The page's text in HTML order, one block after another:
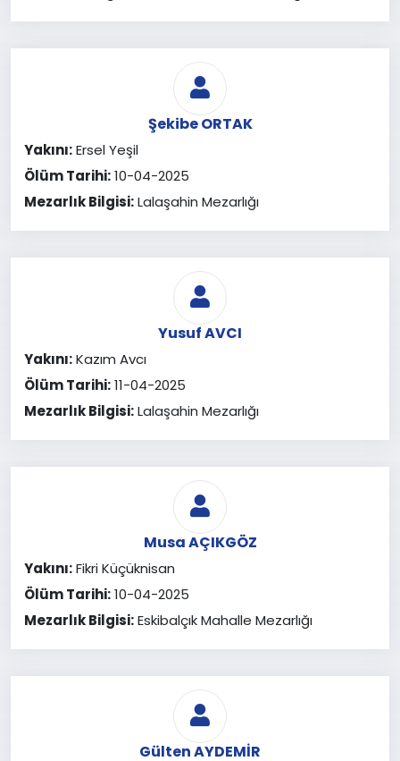
Şekibe ORTAK
Yakını:Ersel Yeşil
Ölüm Tarihi:10-04-2025
Mezarlık Bilgisi:Lalaşahin Mezarlığı
Yusuf AVCI
Yakını:Kazım Avcı
Ölüm Tarihi:11-04-2025
Mezarlık Bilgisi:Lalaşahin Mezarlığı
Musa AÇIKGÖZ
Yakını:Fikri Küçüknisan
Ölüm Tarihi:10-04-2025
Mezarlık Bilgisi:Eskibalçık Mahalle Mezarlığı
Gülten AYDEMİR